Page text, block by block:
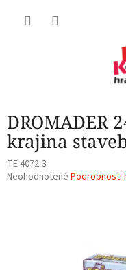
DROMADER
krajina
TE 4072-3
Priemerné
Neohodnotené Podrobnosti